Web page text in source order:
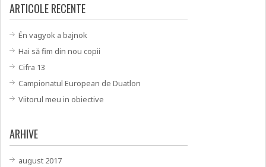
ARTICOLE RECENTE
Én vagyok a bajnok
Hai să fim din nou copii
Cifra 13
Campionatul European de Duatlon
Viitorul meu in obiective
ARHIVE
august 2017